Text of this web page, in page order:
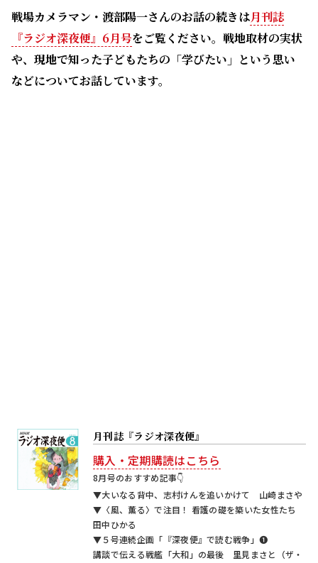
▼５号連続企画「『深夜便』で読む戦争」❶
講談で伝える戦艦「大和」の最後 里見まさと（ザ・
ぼんち） ほか
著者について詳しく見る
「ラジオ深夜便」NHK公式サイトはこちら